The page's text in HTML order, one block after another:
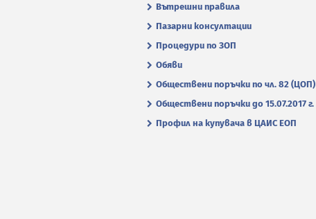
Вътрешни правила
Пазарни консултации
Процедури по ЗОП
Обяви
Обществени поръчки по чл. 82 (ЦОП)
Обществени поръчки до 15.07.2017 г.
Профил на купувача в ЦАИС ЕОП